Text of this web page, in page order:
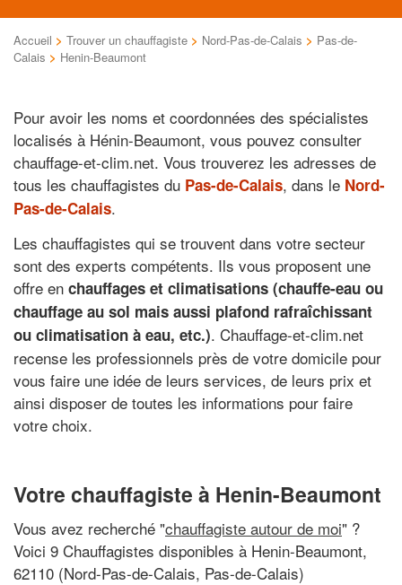
Accueil > Trouver un chauffagiste > Nord-Pas-de-Calais > Pas-de-
Calais > Henin-Beaumont
Pour avoir les noms et coordonnées des spécialistes
localisés à Hénin-Beaumont, vous pouvez consulter
chauffage-et-clim.net. Vous trouverez les adresses de
tous les chauffagistes du Pas-de-Calais, dans le Nord-
Pas-de-Calais.
Les chauffagistes qui se trouvent dans votre secteur
sont des experts compétents. Ils vous proposent une
offre en chauffages et climatisations (chauffe-eau ou
chauffage au sol mais aussi plafond rafraîchissant
ou climatisation à eau, etc.). Chauffage-et-clim.net
recense les professionnels près de votre domicile pour
vous faire une idée de leurs services, de leurs prix et
ainsi disposer de toutes les informations pour faire
votre choix.
Votre chauffagiste à Henin-Beaumont
Vous avez recherché "chauffagiste autour de moi" ?
Voici 9 Chauffagistes disponibles à Henin-Beaumont,
62110 (Nord-Pas-de-Calais, Pas-de-Calais)